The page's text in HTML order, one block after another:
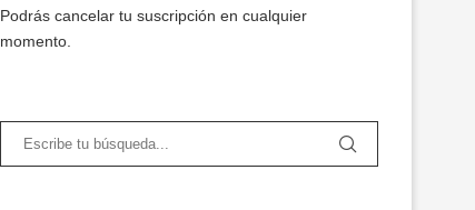
Podrás cancelar tu suscripción en cualquier
momento.